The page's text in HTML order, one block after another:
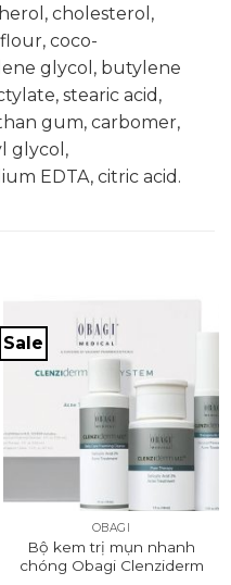
cholesterol,
coco-
glycol, butylene
stearic acid,
gum, carbomer,
glycol,
EDTA, citric acid.
Sale
OBAGI
Bộ kem trị mụn nhanh
chóng Obagi Clenziderm